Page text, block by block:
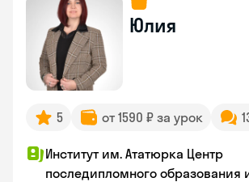
Юлия
5 от 1590 ₽ за урок
Институт им. Ататюрка Центр
последипломного образования